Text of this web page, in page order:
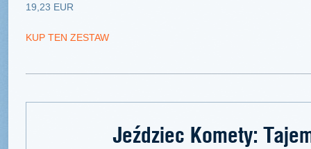
19,23 EUR
KUP TEN ZESTAW
Jeździec Komety: